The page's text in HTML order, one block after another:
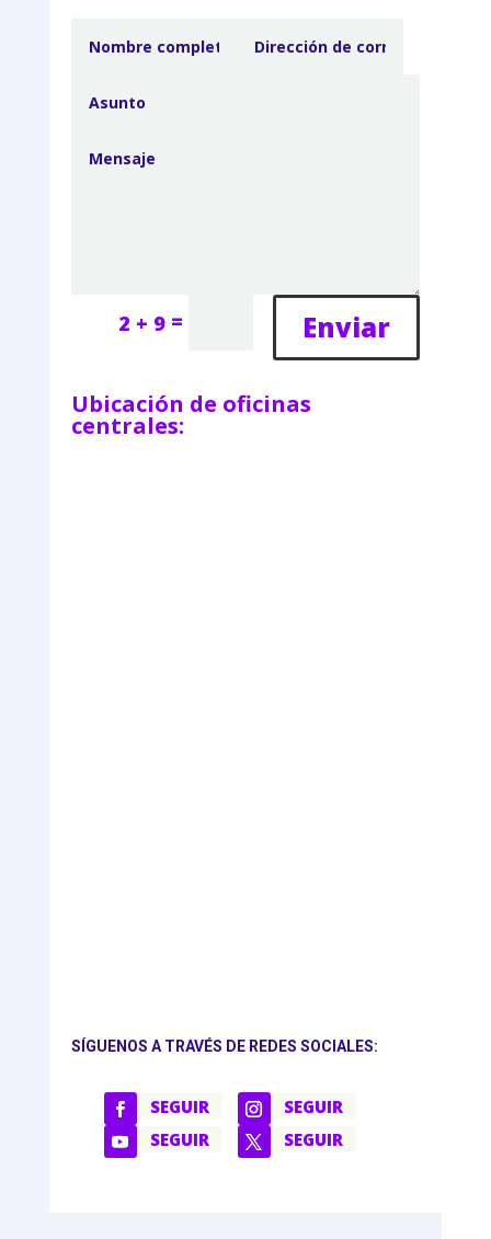
2 + 9 = Enviar
Ubicación de oficinas
centrales:
SÍGUENOS A TRAVÉS DE REDES SOCIALES:
SEGUIR
SEGUIR
SEGUIR
SEGUIR